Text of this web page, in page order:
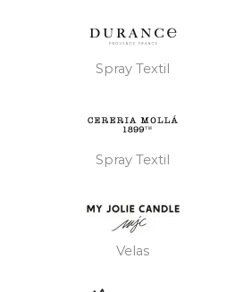
Spray Textil
Spray Textil
Velas